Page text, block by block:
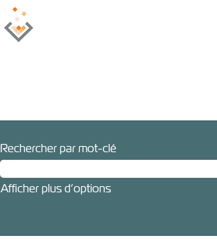
Rechercher par mot-clé
Afficher plus d’options